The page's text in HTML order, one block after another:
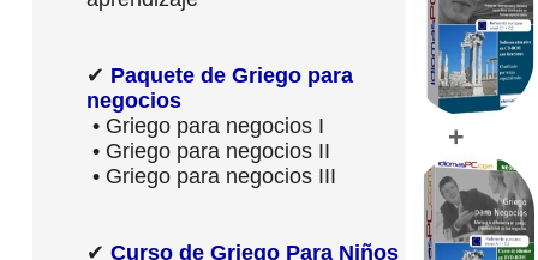
✔ Paquete de Griego para
negocios
• Griego para negocios I
• Griego para negocios II
• Griego para negocios III
✔ Curso de Griego Para Niños
+